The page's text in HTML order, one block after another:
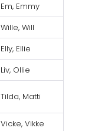
Em, Emmy
Wille, Will
Elly, Ellie
Liv, Ollie
Tilda, Matti
Vicke, Vikke